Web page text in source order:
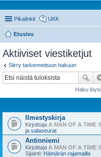
Pikalinkit UKK
Etusivu
Aktiiviset viestiketjut
Siirry tarkennettuun hakuun
Haku
Ilmestyskirja
Kirjoittaja A MAN OF A TIME
ja salaseurat
Antinniemi
Kirjoittaja A MAN OF A TIME
Sijainti: Hämärän rajamailla